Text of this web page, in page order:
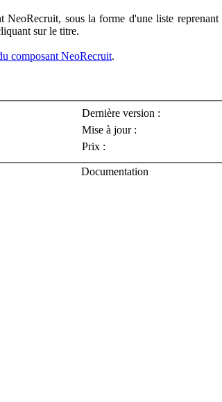
NeoRecruit, sous la forme d'une liste
sur le titre.
composant NeoRecruit.
Dernière version :
Mise à jour :
Prix :
Documentation